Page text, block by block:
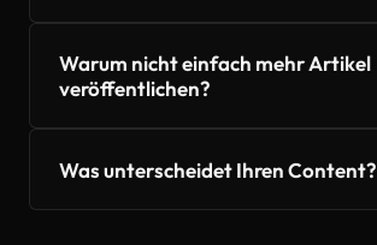
Warum nicht einfach mehr Artikel
veröffentlichen?
Was unterscheidet Ihren Content?